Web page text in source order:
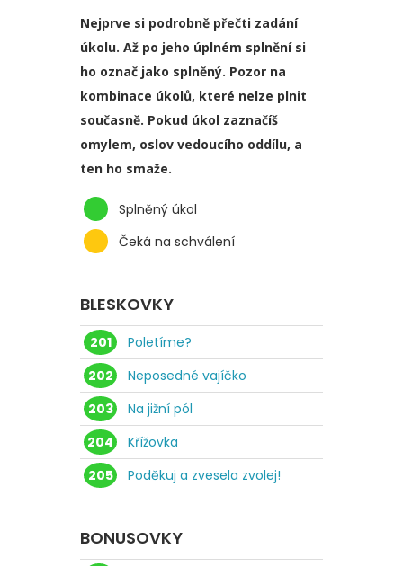
Nejprve si podrobně přečti zadání
úkolu. Až po jeho úplném splnění si
ho označ jako splněný. Pozor na
kombinace úkolů, které nelze plnit
současně. Pokud úkol zaznačíš
omylem, oslov vedoucího oddílu, a
ten ho smaže.
Splněný úkol
Čeká na schválení
BLESKOVKY
201
Poletíme?
202
Neposedné vajíčko
203
Na jižní pól
204
Křížovka
205
Poděkuj a zvesela zvolej!
BONUSOVKY